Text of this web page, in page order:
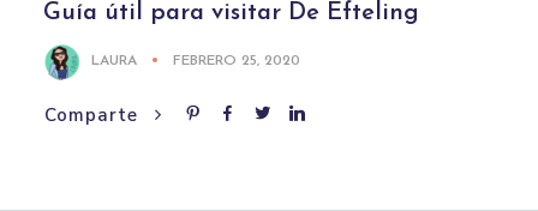
Guía útil para visitar De Efteling
LAURA FEBRERO 25, 2020
Comparte